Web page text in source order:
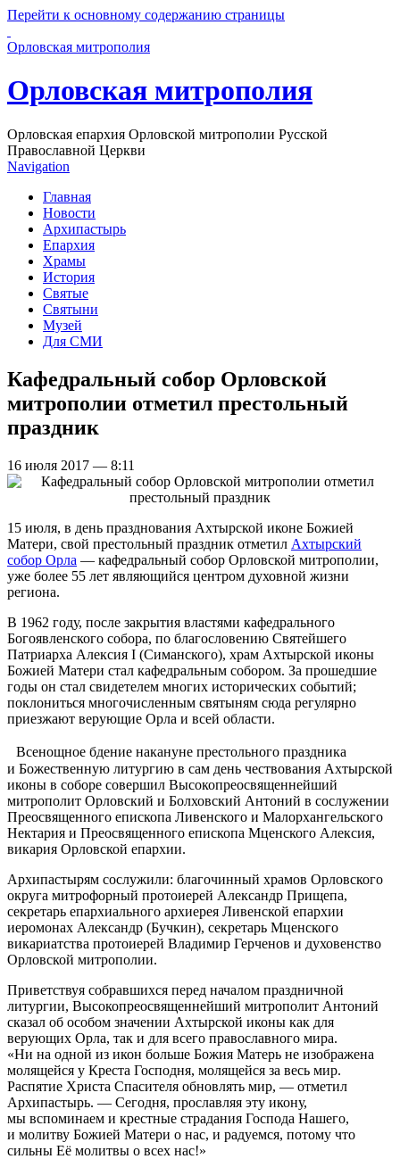
Перейти к основному содержанию страницы
Орловская митрополия
Орловская митрополия
Орловская епархия Орловской митрополии Русской
Православной Церкви
Navigation
Главная
Новости
Архипастырь
Епархия
Храмы
История
Святые
Святыни
Музей
Для СМИ
Кафедральный собор Орловской
митрополии отметил престольный
праздник
16 июля 2017 — 8:11
15 июля, в день празднования Ахтырской иконе Божией
Матери, свой престольный праздник отметил Ахтырский
собор Орла — кафедральный собор Орловской митрополии,
уже более 55 лет являющийся центром духовной жизни
региона.
В 1962 году, после закрытия властями кафедрального
Богоявленского собора, по благословению Святейшего
Патриарха Алексия I (Симанского), храм Ахтырской иконы
Божией Матери стал кафедральным собором. За прошедшие
годы он стал свидетелем многих исторических событий;
поклониться многочисленным святыням сюда регулярно
приезжают верующие Орла и всей области.
Всенощное бдение накануне престольного праздника
и Божественную литургию в сам день чествования Ахтырской
иконы в соборе совершил Высокопреосвященнейший
митрополит Орловский и Болховский Антоний в сослужении
Преосвященного епископа Ливенского и Малорхангельского
Нектария и Преосвященного епископа Мценского Алексия,
викария Орловской епархии.
Архипастырям сослужили: благочинный храмов Орловского
округа митрофорный протоиерей Александр Прищепа,
секретарь епархиального архиерея Ливенской епархии
иеромонах Александр (Бучкин), секретарь Мценского
викариатства протоиерей Владимир Герченов и духовенство
Орловской митрополии.
Приветствуя собравшихся перед началом праздничной
литургии, Высокопреосвященнейший митрополит Антоний
сказал об особом значении Ахтырской иконы как для
верующих Орла, так и для всего православного мира.
«Ни на одной из икон больше Божия Матерь не изображена
молящейся у Креста Господня, молящейся за весь мир.
Распятие Христа Спасителя обновлять мир, — отметил
Архипастырь. — Сегодня, прославляя эту икону,
мы вспоминаем и крестные страдания Господа Нашего,
и молитву Божией Матери о нас, и радуемся, потому что
сильны Её молитвы о всех нас!»